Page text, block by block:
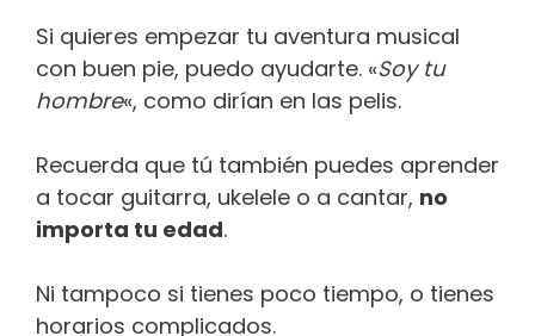
Si quieres empezar tu aventura musical
con buen pie, puedo ayudarte. «Soy tu
hombre«, como dirían en las pelis.
Recuerda que tú también puedes aprender
a tocar guitarra, ukelele o a cantar, no
importa tu edad.
Ni tampoco si tienes poco tiempo, o tienes
horarios complicados.